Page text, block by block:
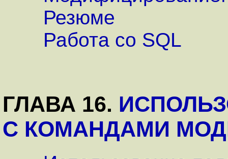
Резюме
Работа со SQL
ГЛАВА 16.
С КОМАНДАМИ